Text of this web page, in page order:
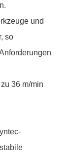
und
so
36 m/min